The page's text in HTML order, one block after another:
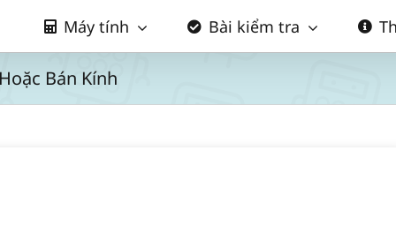
Máy tính Bài kiểm tra
Bán Kính